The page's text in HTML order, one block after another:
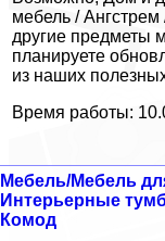
мебель /
другие предметы
планируете
из наших
Время работы:
Мебель/Мебель
Интерьерные
Комод